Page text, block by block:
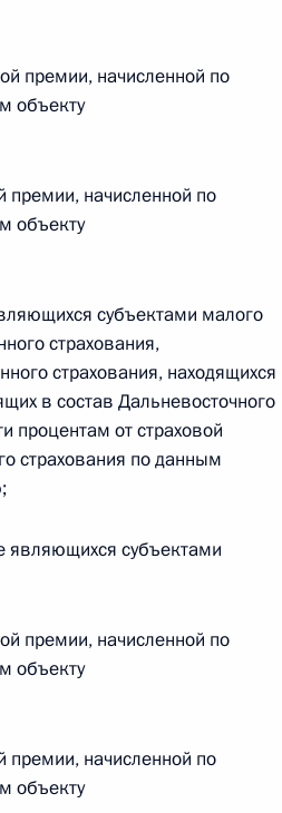
Российской Федерации и статью 1
правонарушениях
«О защите прав потребителей»
об административных
Федерации и Правительством
драгоценными металлами,
премии, начисленной по
объекту
премии, начисленной по
объекту
субъектами малого
страхования,
страхования, находящихся
в состав Дальневосточного
процентам от страховой
страхования по данным
являющихся субъектами
премии, начисленной по
объекту
премии, начисленной по
объекту